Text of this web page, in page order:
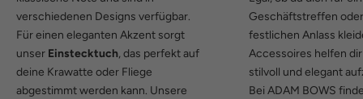
verschiedenen Designs verfügbar.
Für einen eleganten Akzent sorgt
unser Einstecktuch, das perfekt auf
deine Krawatte oder Fliege
abgestimmt werden kann. Unsere
Geschäftstreffen
festlichen Anlass
Accessoires helfen
stilvoll und elegant
Bei ADAM BOWS